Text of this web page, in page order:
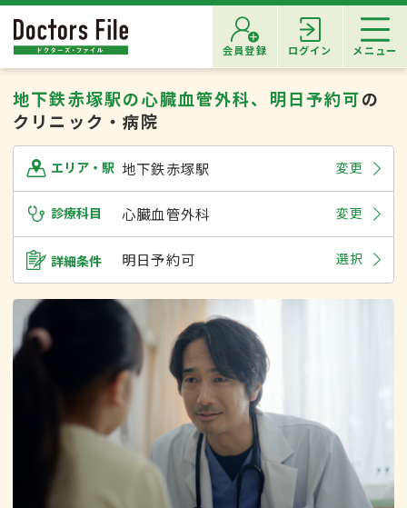
会員登録 ログイン メニュー
地下鉄赤塚駅の心臓血管外科、明日予約可の
クリニック・病院
エリア・駅 地下鉄赤塚駅 変更
診療科目 心臓血管外科 変更
詳細条件 明日予約可 選択